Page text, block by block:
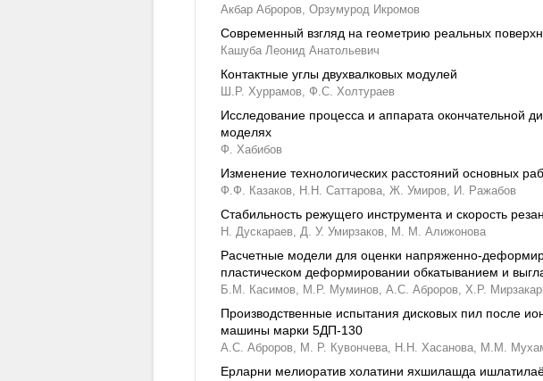
Акбар Аброров, Орзумурод Икромов
Современный взгляд на геометрию реальных
Кашуба Леонид Анатольевич
Контактные углы двухвалковых модулей
Ш.Р. Хуррамов, Ф.С. Холтураев
Исследование процесса и аппарата окончательной
моделях
Ф. Хабибов
Изменение технологических расстояний основных
Ф.Ф. Казаков, Н.Н. Саттарова, Ж. Умиров, И. Ражабов
Стабильность режущего инструмента и скорость
Н. Дускараев, Д. У. Умирзаков, М. М. Алижонова
Расчетные модели для оценки напряженно-
пластическом деформировании обкатыванием и
Б.М. Касимов, М.Р. Муминов, А.С. Аброров, Х.Р.
Производственные испытания дисковых пил после
машины марки 5ДП-130
А.С. Аброров, М. Р. Кувончева, Н.Н. Хасанова, М.М.
Ерларни мелиоратив холатини яхшилашда